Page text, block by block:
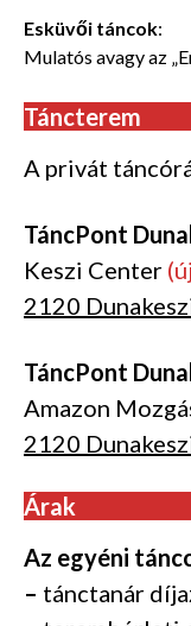
Esküvői táncok:
Mulatós avagy az
Táncterem
A privát
TáncPont
Keszi Center
2120
TáncPont
Amazon
2120
Árak
Az egyéni
– tánctanár